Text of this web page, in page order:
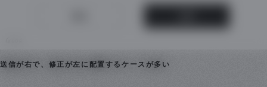
送信が右で、修正が左に配置するケースが多い